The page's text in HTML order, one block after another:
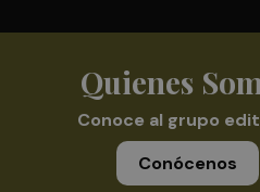
Quienes
Conoce al grupo
Conócenos